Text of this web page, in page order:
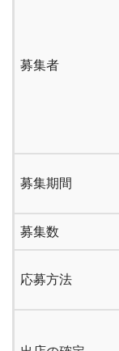
募集者
募集期間
募集数
応募方法